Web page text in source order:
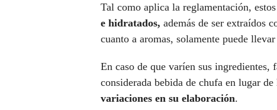
Tal como aplica la reglamentación,
e hidratados, además de ser extraídos
cuanto a aromas, solamente puede llevar
En caso de que varíen sus ingredientes,
considerada bebida de chufa en lugar
variaciones en su elaboración.